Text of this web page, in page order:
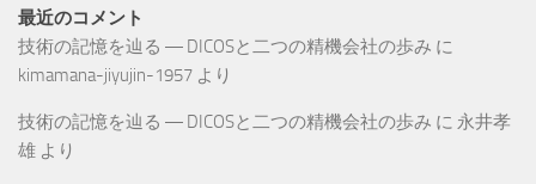
最近のコメント
技術の記憶を辿る ― DICOSと二つの精機会社の歩み に
kimamana-jiyujin-1957 より
技術の記憶を辿る ― DICOSと二つの精機会社の歩み に 永井孝
雄 より